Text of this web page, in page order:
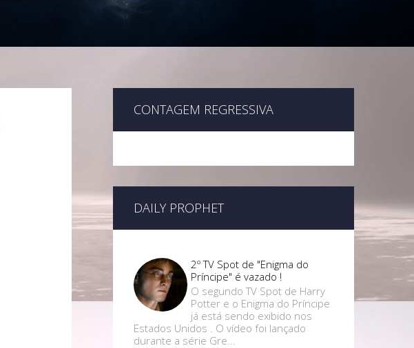
CONTAGEM REGRESSIVA
DAILY PROPHET
2º TV Spot de "Enigma do
Príncipe" é vazado !
O segundo TV Spot de Harry
Potter e o Enigma do Príncipe
já está sendo exibido nos
Estados Unidos . O vídeo foi lançado
durante a série Gre...